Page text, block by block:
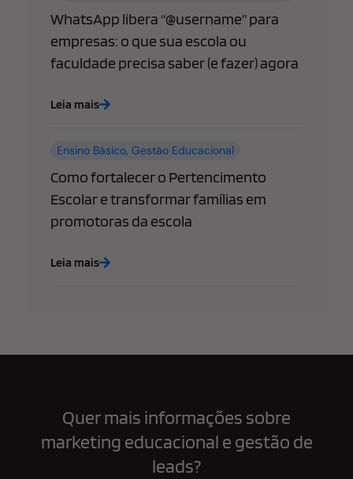
WhatsApp libera “@username” para
empresas: o que sua escola ou
faculdade precisa saber (e fazer) agora
Leia mais
Ensino Básico,Gestão Educacional
Como fortalecer o Pertencimento
Escolar e transformar famílias em
promotoras da escola
Leia mais
Quer mais informações sobre
marketing educacional e gestão de
leads?